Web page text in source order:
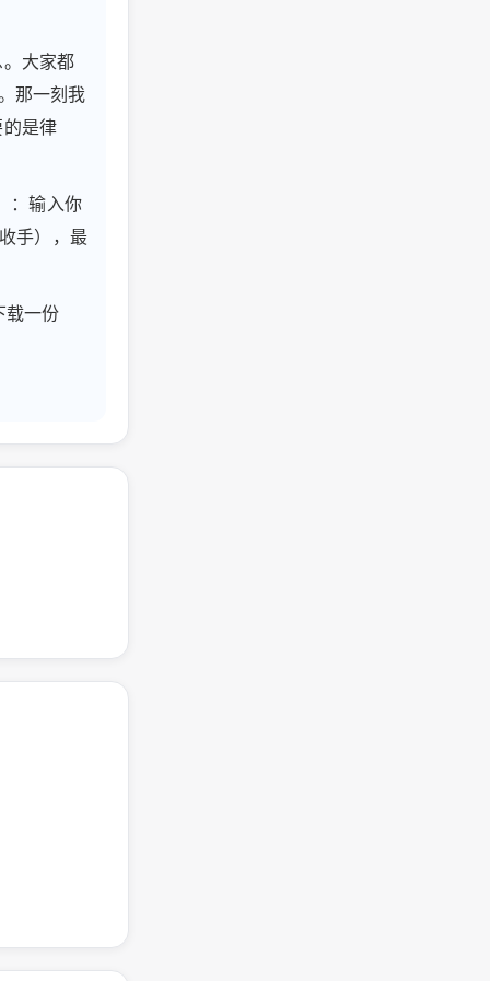
大家都
那一刻我
是律
：输入你
手），最
载一份